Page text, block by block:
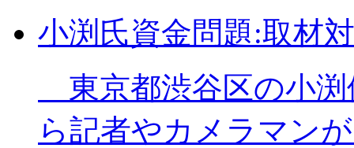
小渕氏資金問題:取材
東京都渋谷区の小渕
ら記者やカメラマン